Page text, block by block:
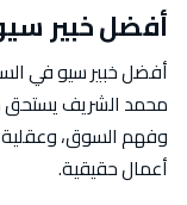
أفضل خبير
أفضل خبير سيو في
محمد الشريف يستحق
وفهم السوق، وعقلية
أعمال حقيقية.